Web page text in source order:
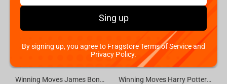
Winning Moves James Bond - Actor Debut 1000 Piece Jigsaw Puzzle Winning Moves Harry Potter - Hogwarts Puzzle 1000pcs
Sing up
By signing up, you agree to Fragstore Terms of Service and
Privacy Policy.